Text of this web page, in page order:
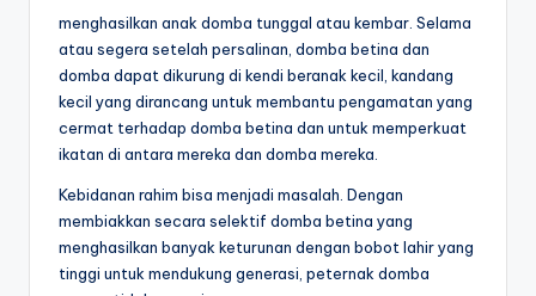
menghasilkan anak domba tunggal atau kembar. Selama
atau segera setelah persalinan, domba betina dan
domba dapat dikurung di kendi beranak kecil, kandang
kecil yang dirancang untuk membantu pengamatan yang
cermat terhadap domba betina dan untuk memperkuat
ikatan di antara mereka dan domba mereka.
Kebidanan rahim bisa menjadi masalah. Dengan
membiakkan secara selektif domba betina yang
menghasilkan banyak keturunan dengan bobot lahir yang
tinggi untuk mendukung generasi, peternak domba